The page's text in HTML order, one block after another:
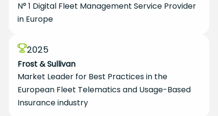
N° 1 Digital Fleet Management Service Provider
in Europe
2025
Frost & Sullivan
Market Leader for Best Practices in the
European Fleet Telematics and Usage-Based
Insurance industry